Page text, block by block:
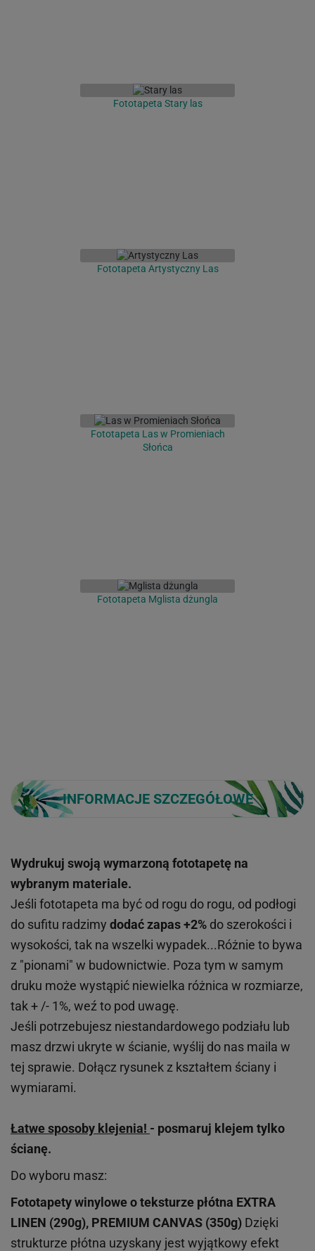
Fototapeta Stary las
Fototapeta Artystyczny Las
Fototapeta Las w Promieniach
Słońca
Fototapeta Mglista dżungla
INFORMACJE SZCZEGÓŁOWE
Wydrukuj swoją wymarzoną fototapetę na
wybranym materiale.
Jeśli fototapeta ma być od rogu do rogu, od podłogi
do sufitu radzimy dodać zapas +2% do szerokości i
wysokości, tak na wszelki wypadek...Różnie to bywa
z "pionami" w budownictwie. Poza tym w samym
druku może wystąpić niewielka różnica w rozmiarze,
tak + /- 1%, weź to pod uwagę.
Jeśli potrzebujesz niestandardowego podziału lub
masz drzwi ukryte w ścianie, wyślij do nas maila w
tej sprawie. Dołącz rysunek z kształtem ściany i
wymiarami.
Łatwe sposoby klejenia! - posmaruj klejem tylko
ścianę.
Do wyboru masz:
Fototapety winylowe oteksturze płótna EXTRA
LINEN (290g), PREMIUM CANVAS (350g) Dzięki
strukturze płótna uzyskany jest wyjątkowy efekt